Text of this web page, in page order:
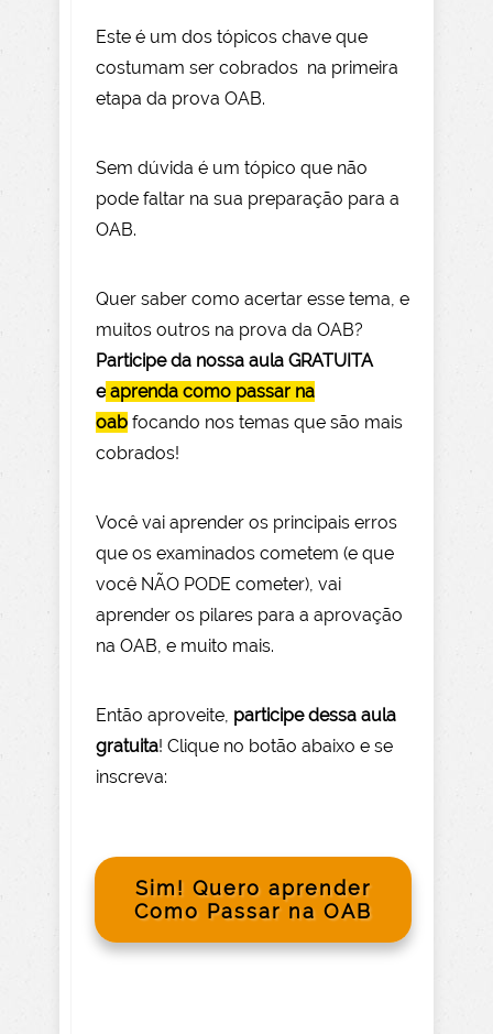
Este é um dos tópicos chave que
costumam ser cobrados na primeira
etapa da prova OAB.
Sem dúvida é um tópico que não
pode faltar na sua preparação para a
OAB.
Quer saber como acertar esse tema, e
muitos outros na prova da OAB?
Participe da nossa aula GRATUITA
e aprenda como passar na
oab focando nos temas que são mais
cobrados!
Você vai aprender os principais erros
que os examinados cometem (e que
você NÃO PODE cometer), vai
aprender os pilares para a aprovação
na OAB, e muito mais.
Então aproveite participe dessa aula
gratuita! Clique no botão abaixo e se
inscreva:
Sim! Quero aprender
Como Passar na OAB